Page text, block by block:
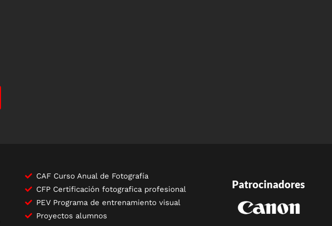
CAF Curso Anual de Fotografía
CFP Certificación fotografica profesional
PEV Programa de entrenamiento visual
Proyectos alumnos
Patrocinadores